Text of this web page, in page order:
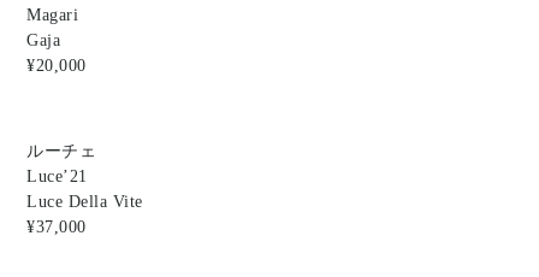
Magari
Gaja
¥20,000
ルーチェ
Luce’21
Luce Della Vite
¥37,000